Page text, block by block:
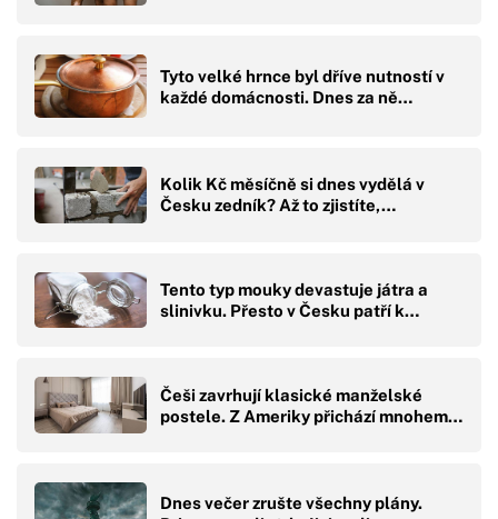
Tyto velké hrnce byl dříve nutností v
každé domácnosti. Dnes za ně…
Kolik Kč měsíčně si dnes vydělá v
Česku zedník? Až to zjistíte,…
Tento typ mouky devastuje játra a
slinivku. Přesto v Česku patří k…
Češi zavrhují klasické manželské
postele. Z Ameriky přichází mnohem…
Dnes večer zrušte všechny plány.